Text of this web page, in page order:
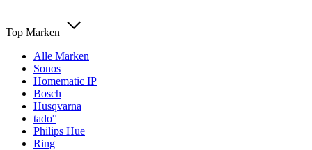
Top Marken
Alle Marken
Sonos
Homematic IP
Bosch
Husqvarna
tado°
Philips Hue
Ring